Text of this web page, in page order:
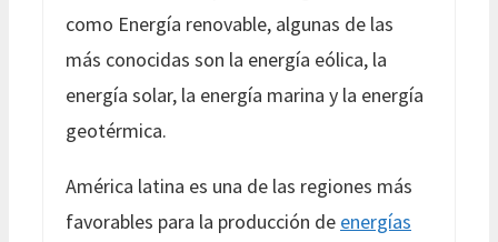
como Energía renovable, algunas de las
más conocidas son la energía eólica, la
energía solar, la energía marina y la energía
geotérmica.
América latina es una de las regiones más
favorables para la producción de energías